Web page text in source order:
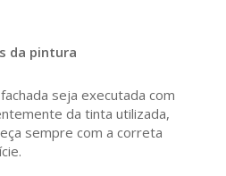
da pintura
seja executada com
da tinta utilizada,
sempre com a correta